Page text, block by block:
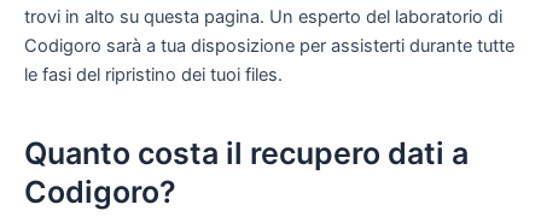
trovi in alto su questa pagina. Un esperto del laboratorio di
Codigoro sarà a tua disposizione per assisterti durante tutte
le fasi del ripristino dei tuoi files.
Quanto costa il recupero dati a
Codigoro?